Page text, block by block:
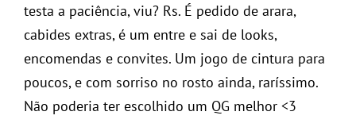
testa a paciência, viu? Rs. É pedido de arara,
cabides extras, é um entre e sai de looks,
encomendas e convites. Um jogo de cintura para
poucos, e com sorriso no rosto ainda, raríssimo.
Não poderia ter escolhido um QG melhor <3